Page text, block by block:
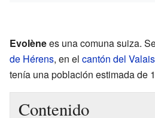
Evolènees una comuna suiza.
de Hérens, en el cantón del Valais
tenía una población estimada de
Contenido